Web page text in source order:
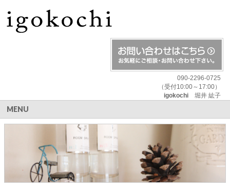
090-2296-0725
（受付10:00～17:00）
igokochi堀井 紘子
MENU